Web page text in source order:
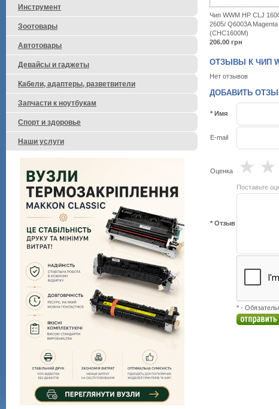
Чип WWM HP СLJ
2605/ Q6003A Magenta
(CHC1600M)
206.00 грн
ОТЗЫВЫ К ЧИП
Нет отзывов
ДОБАВИТЬ ОТЗЫВ
* Имя
E-mail
Оценка ★
★
Поставьте
* Отзыв
* -
Инструмент
Зоотовары
Автотовары
Девайсы и гаджеты
Кабели, адаптеры, разветвители
Запчасти к ноутбукам
Спорт и здоровье
Наши услуги